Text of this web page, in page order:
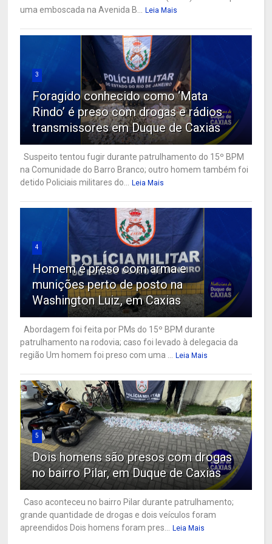
uma emboscada na Avenida B...
Leia Mais
3
Foragido conhecido como ‘Mata
Rindo’ é preso com drogas e rádios
transmissores em Duque de Caxias
Suspeito tentou fugir durante patrulhamento do 15º BPM
na Comunidade do Barro Branco; outro homem também foi
detido Policiais militares do...
Leia Mais
4
Homem é preso com arma e
munições perto de posto na
Washington Luiz, em Caxias
Abordagem foi feita por PMs do 15º BPM durante
patrulhamento na rodovia; caso foi levado à delegacia da
região Um homem foi preso com uma ...
Leia Mais
5
Dois homens são presos com drogas
no bairro Pilar, em Duque de Caxias
Caso aconteceu no bairro Pilar durante patrulhamento;
grande quantidade de drogas e dois veículos foram
apreendidos Dois homens foram pres...
Leia Mais